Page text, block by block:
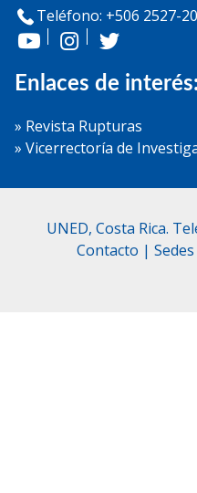
Teléfono: +506 2527-
Enlaces de interés:
» Revista Rupturas
» Vicerrectoría de
UNED, Costa Rica.
Contacto | Sedes